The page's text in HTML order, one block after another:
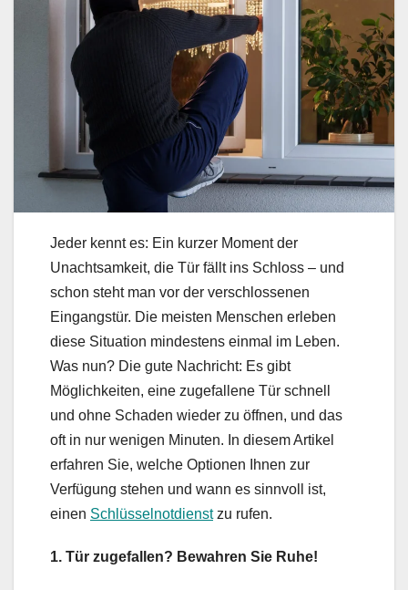
Jeder kennt es: Ein kurzer Moment der
Unachtsamkeit, die Tür fällt ins Schloss – und
schon steht man vor der verschlossenen
Eingangstür. Die meisten Menschen erleben
diese Situation mindestens einmal im Leben.
Was nun? Die gute Nachricht: Es gibt
Möglichkeiten, eine zugefallene Tür schnell
und ohne Schaden wieder zu öffnen, und das
oft in nur wenigen Minuten. In diesem Artikel
erfahren Sie, welche Optionen Ihnen zur
Verfügung stehen und wann es sinnvoll ist,
einen Schlüsselnotdienstzu rufen.
1. Tür zugefallen? Bewahren Sie Ruhe!